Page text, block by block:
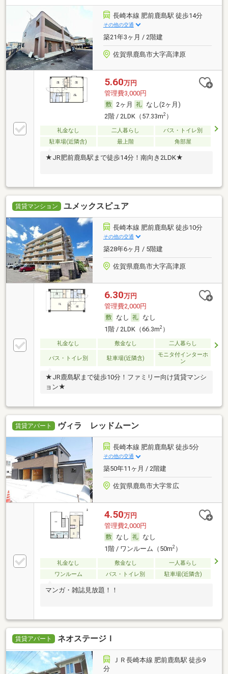
長崎本線 肥前鹿島駅 徒歩14分
その他の交通
築21年3ヶ月 / 2階建
佐賀県鹿島市大字高津原
5.60万円
管理費3,000円
2ヶ月
なし(2ヶ月)
2階 / 2LDK（57.33m2）
礼金なし 二人暮らし
バス・トイレ別
駐車場(近隣含)
最上階 角部屋
★JR肥前鹿島駅まで徒歩14分！南向き2LDK★
賃貸マンション ユメックスピュア
長崎本線 肥前鹿島駅 徒歩10分
その他の交通
築28年6ヶ月 / 5階建
佐賀県鹿島市大字高津原
6.30万円
管理費2,000円
なし
なし
1階 / 2LDK（66.3m2）
礼金なし 敷金なし 二人暮らし
バス・トイレ別 駐車場(近隣含)
モニタ付インターホ
ン
★JR鹿島駅まで徒歩10分！ファミリー向け賃貸マンシ
ョン★
賃貸アパート ヴィラ レッドムーン
長崎本線 肥前鹿島駅 徒歩5分
その他の交通
築50年11ヶ月 / 2階建
佐賀県鹿島市大字常広
4.50万円
管理費2,000円
なし
なし
1階 / ワンルーム（50m2）
礼金なし 敷金なし
一人暮らし
ワンルーム
バス・トイレ別 駐車場(近隣含)
マンガ・雑誌見放題！！
賃貸アパート ネオステージＩ
ＪＲ長崎本線 肥前鹿島駅 徒歩9
分